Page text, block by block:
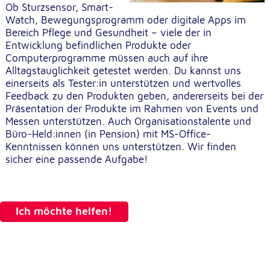
Ob Sturzsensor, Smart-
Watch, Bewegungsprogramm oder digitale Apps im
Bereich Pflege und Gesundheit – viele der in
Entwicklung befindlichen Produkte oder
Computerprogramme müssen auch auf ihre
Alltagstauglichkeit getestet werden. Du kannst uns
einerseits als Tester:in unterstützen und wertvolles
Feedback zu den Produkten geben, andererseits bei der
Präsentation der Produkte im Rahmen von Events und
Messen unterstützen. Auch Organisationstalente und
Büro-Held:innen (in Pension) mit MS-Office-
Kenntnissen können uns unterstützen. Wir finden
sicher eine passende Aufgabe!
Ich möchte helfen!
Statistik
Statistik Cookies erfassen Informationen anonym.
Diese Informationen helfen uns zu verstehen, wie
unsere Besucher unsere Website nutzen.
Google Analytics
Name:
_ga, _gid, _gac_gb_
Zweck: